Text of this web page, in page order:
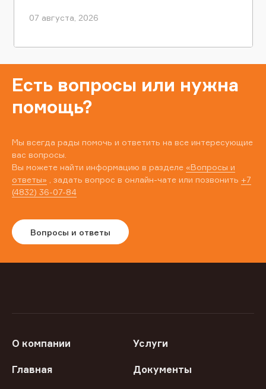
07 августа, 2026
Есть вопросы или нужна
помощь?
Мы всегда рады помочь и ответить на все интересующие
вас вопросы.
Вы можете найти информацию в разделе «Вопросы и
ответы» , задать вопрос в онлайн-чате или позвонить +7
(4832) 36-07-84
Вопросы и ответы
О компании Услуги
Главная Документы